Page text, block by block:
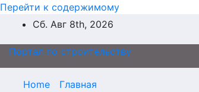
Перейти к содержимому
Сб. Авг 8th, 2026
Портал по строительству
Home Главная